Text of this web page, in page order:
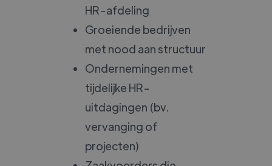
HR-afdeling
Groeiende bedrijven
met nood aan structuur
Ondernemingen met
tijdelijke HR-
uitdagingen (bv.
vervanging of
projecten)